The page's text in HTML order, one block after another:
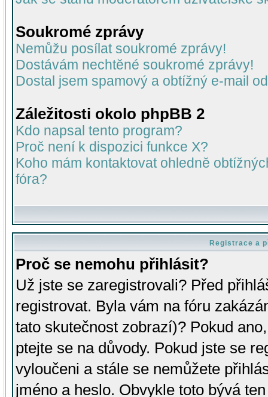
Soukromé zprávy
Nemůžu posílat soukromé zprávy!
Dostávám nechtěné soukromé zprávy!
Dostal jsem spamový a obtížný e-mail
Záležitosti okolo phpBB 2
Kdo napsal tento program?
Proč není k dispozici funkce X?
Koho mám kontaktovat ohledně
fóra?
Registrace a
Proč se nemohu přihlásit?
Už jste se zaregistrovali? Před
registrovat. Byla vám na fóru
tato skutečnost zobrazí)? Pokud
ptejte se na důvody. Pokud jste se
vyloučeni a stále se nemůžete
jméno a heslo. Obvykle toto bývá